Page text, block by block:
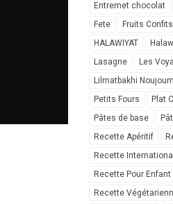
Entremet chocolat
Fete
Fruits Confits
HALAWIYAT
Lasagne
Les
Lilmatbakhi Noujoum
Petits Fours
Plat
Pâtes de base
Recette Apéritif
Recette International
Recette Pour Enfant
Recette